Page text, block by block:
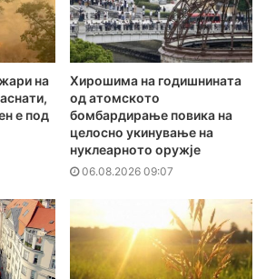
на
е под
Хирошима на годишнината
од атомското
бомбардирање повика на
целосно укинување на
нуклеарното оружје
06.08.2026 09:07